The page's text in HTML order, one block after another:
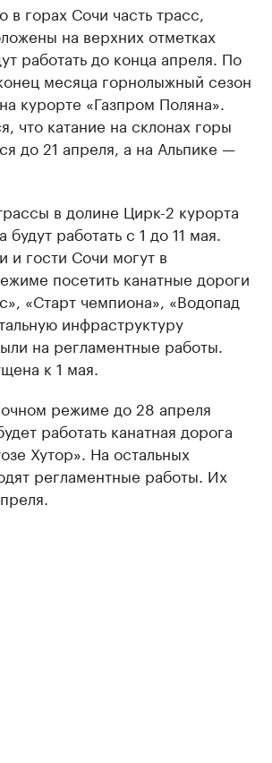
в горах Сочи часть трасс,
на верхних отметках
работать до конца апреля. По
месяца горнолыжный сезон
курорте «Газпром Поляна».
что катание на склонах горы
до 21 апреля, а на Альпике —
в долине Цирк-2 курорта
работать с 1 до 11 мая.
и гости Сочи могут в
посетить канатные дороги
«Старт чемпиона», «Водопад
инфраструктуру
на регламентные работы.
к 1 мая.
режиме до 28 апреля
работать канатная дорога
Хутор». На остальных
регламентные работы. Их